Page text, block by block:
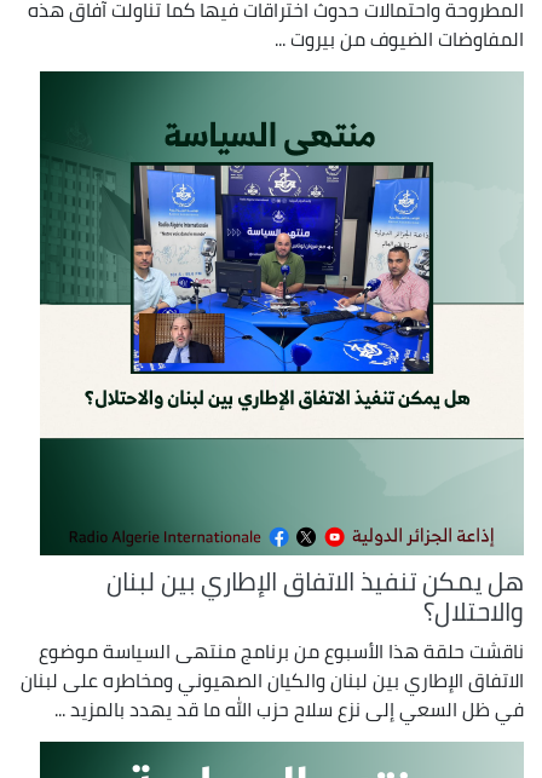
المطروحة واحتمالات حدوث اختراقات فيها كما تناولت آفاق هذه
المفاوضات الضيوف من بيروت ...
هل يمكن تنفيذ الاتفاق الإطاري بين لبنان
والاحتلال؟
ناقشت حلقة هذا الأسبوع من برنامج منتهى السياسة موضوع
الاتفاق الإطاري بين لبنان والكيان الصهيوني ومخاطره على لبنان
في ظل السعي إلى نزع سلاح حزب الله ما قد يهدد بالمزيد ...